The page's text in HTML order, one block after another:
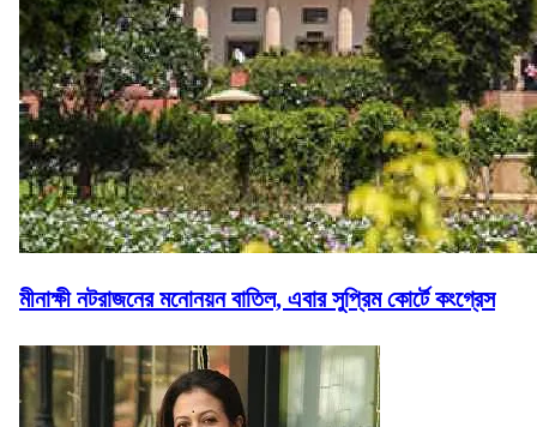
মীনাক্ষী নটরাজনের মনোনয়ন বাতিল, এবার সুপ্রিম কোর্টে কংগ্রেস